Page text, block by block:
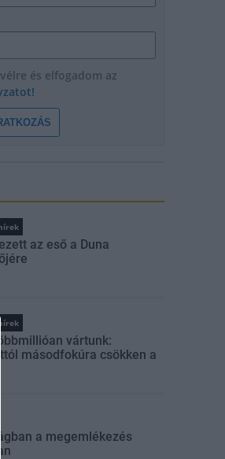
és elfogadom az
az eső a Duna
vártunk:
másodfokúra csökken a
a megemlékezés